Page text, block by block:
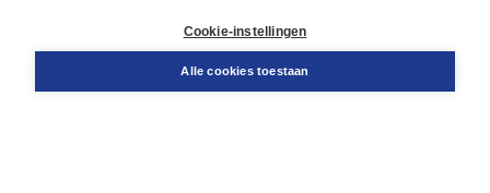
Cookie-instellingen
Alle cookies toestaan